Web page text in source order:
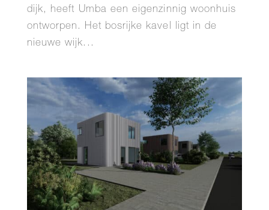
dijk, heeft Umba een eigenzinnig woonhuis
ontworpen. Het bosrijke kavel ligt in de
nieuwe wijk...